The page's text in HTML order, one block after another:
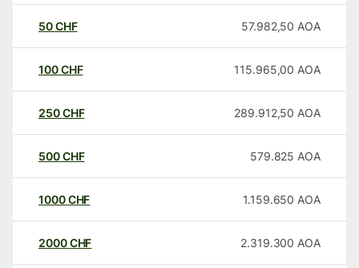
50CHF 57.982,50 AOA
100CHF 115.965,00 AOA
250CHF 289.912,50 AOA
500CHF 579.825 AOA
1000CHF 1.159.650 AOA
2000CHF 2.319.300 AOA